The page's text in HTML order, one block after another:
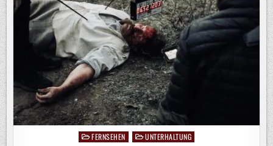
PostedFERNSEHEN UNTERHALTUNG